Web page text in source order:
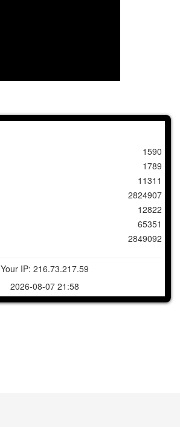
1590
1789
11311
2824907
12822
65351
2849092
Your IP: 216.73.217.59
2026-08-07 21:58